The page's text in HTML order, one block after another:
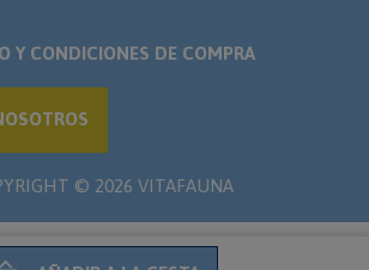
Y CONDICIONES DE COMPRA
© 2026 VITAFAUNA